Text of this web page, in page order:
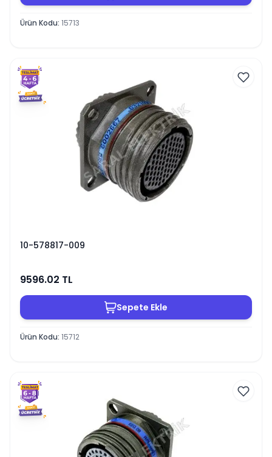
Ürün Kodu: 15713
10-578817-009
9596.02 TL
Sepete Ekle
Ürün Kodu: 15712